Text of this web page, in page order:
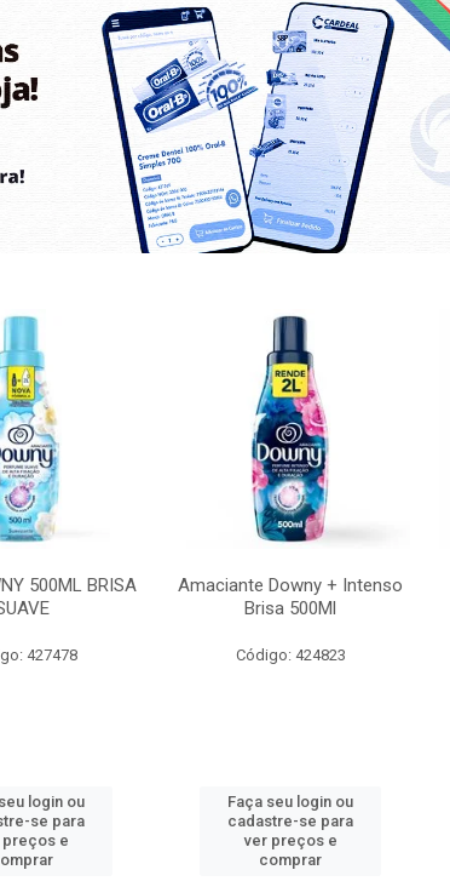
500ML BRISA
427478
login ou
se para
preços e
Amaciante Downy + Intenso
Brisa 500Ml
Código: 424823
Faça seu login ou
cadastre-se para
ver preços e
comprar